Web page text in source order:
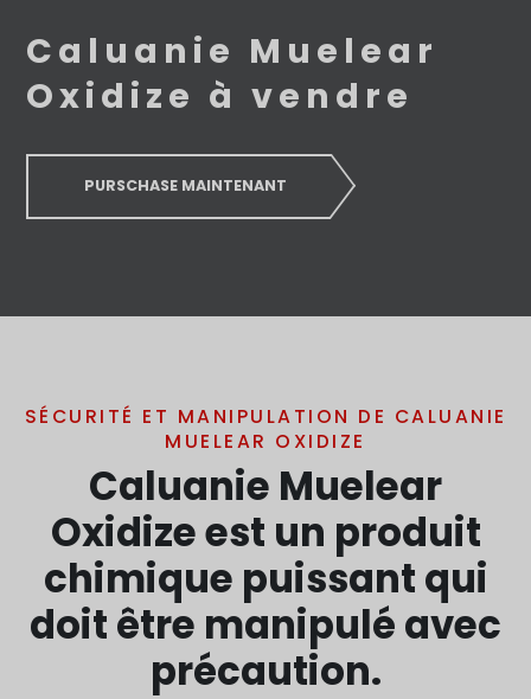
Caluanie Muelear
Oxidize à vendre
PURSCHASE MAINTENANT
SÉCURITÉ ET MANIPULATION DE CALUANIE
MUELEAR OXIDIZE
Caluanie Muelear
Oxidize est un produit
chimique puissant qui
doit être manipulé avec
précaution.